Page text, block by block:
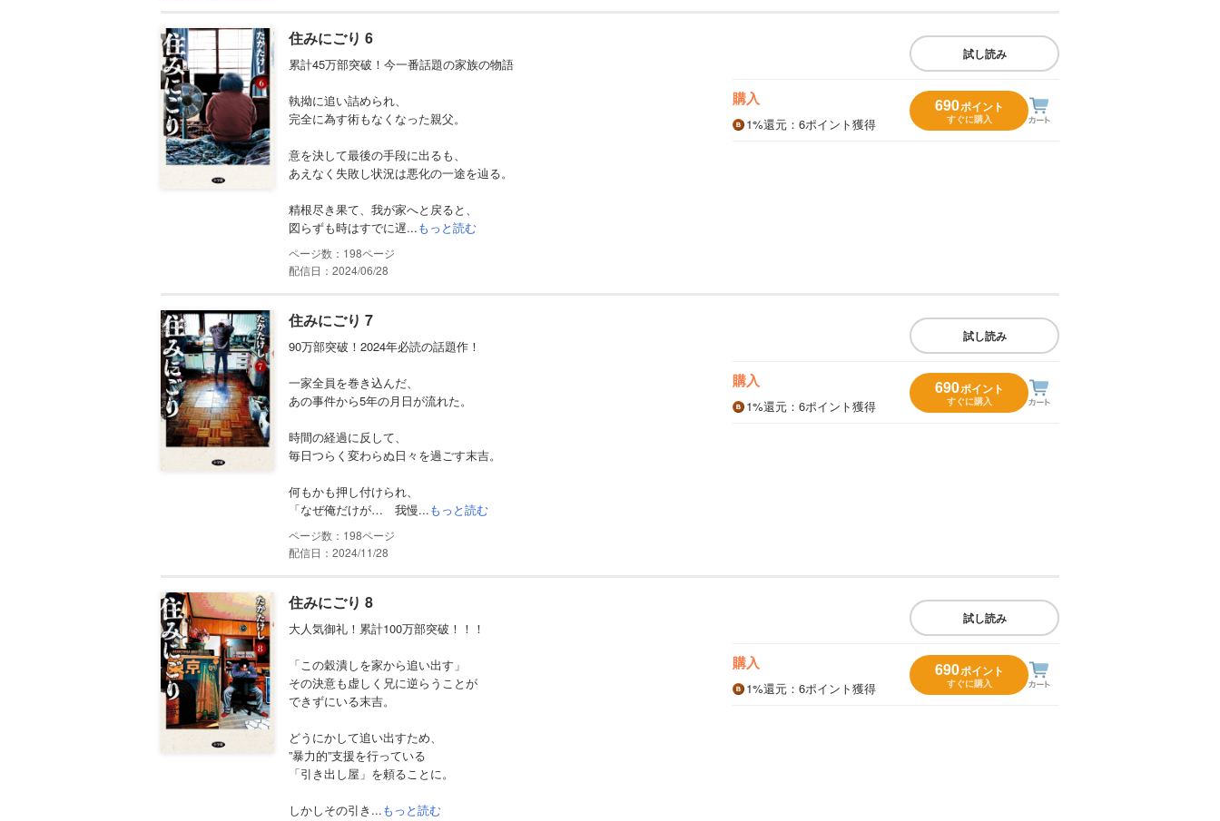
住みにごり 6
累計45万部突破！今一番話題の家族の物語
執拗に追い詰められ、
完全に為す術もなくなった親父。
意を決して最後の手段に出るも、
あえなく失敗し状況は悪化の一途を辿る。
精根尽き果て、我が家へと戻ると、
図らずも時はすでに遅...もっと読む
198
配信日：2024/06/28
試し読み
購入
1%還元 ：6ポイント獲得
690ポイント
すぐに購入
住みにごり 7
90万部突破！2024年必読の話題作！
一家全員を巻き込んだ、
あの事件から5年の月日が流れた。
時間の経過に反して、
毎日つらく変わらぬ日々を過ごす末吉。
何もかも押し付けられ、
「なぜ俺だけが… 我慢...もっと読む
198
配信日：2024/11/28
試し読み
購入
1%還元 ：6ポイント獲得
690ポイント
すぐに購入
住みにごり 8
大人気御礼！累計100万部突破！！！
「この穀潰しを家から追い出す」
その決意も虚しく兄に逆らうことが
できずにいる末吉。
どうにかして追い出すため、
”暴力的”支援を行っている
「引き出し屋」を頼ることに。
しかしその引き...もっと読む
試し読み
購入
1%還元 ：6ポイント獲得
690ポイント
すぐに購入